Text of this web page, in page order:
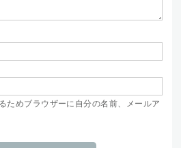
ためブラウザーに自分の名前、メールア